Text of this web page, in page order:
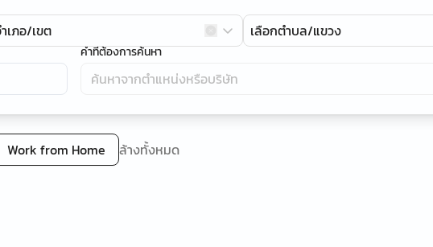
เภอ/เขต เลือกตำบล/แขวง
คำที่ต้องการค้นหา
Work from Home ล้างทั้งหมด